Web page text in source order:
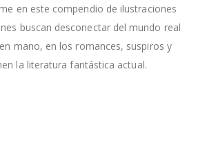
en este compendio de ilustraciones
buscan desconectar del mundo real
mano, en los romances, suspiros y
la literatura fantástica actual.